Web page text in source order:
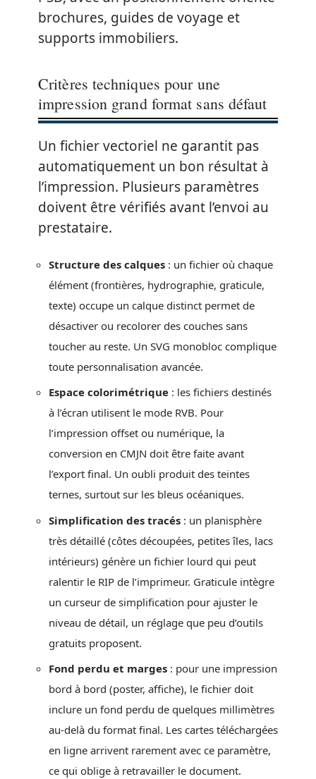
brochures, guides de voyage et
supports immobiliers.
Critères techniques pour une
impression grand format sans défaut
Un fichier vectoriel ne garantit pas
automatiquement un bon résultat à
l’impression. Plusieurs paramètres
doivent être vérifiés avant l’envoi au
prestataire.
Structure des calques : un fichier où chaque
élément (frontières, hydrographie, graticule,
texte) occupe un calque distinct permet de
désactiver ou recolorer des couches sans
toucher au reste. Un SVG monobloc complique
toute personnalisation avancée.
Espace colorimétrique : les fichiers destinés
à l’écran utilisent le mode RVB. Pour
l’impression offset ou numérique, la
conversion en CMJN doit être faite avant
l’export final. Un oubli produit des teintes
ternes, surtout sur les bleus océaniques.
Simplification des tracés : un planisphère
très détaillé (côtes découpées, petites îles, lacs
intérieurs) génère un fichier lourd qui peut
ralentir le RIP de l’imprimeur. Graticule intègre
un curseur de simplification pour ajuster le
niveau de détail, un réglage que peu d’outils
gratuits proposent.
Fond perdu et marges : pour une impression
bord à bord (poster, affiche), le fichier doit
inclure un fond perdu de quelques millimètres
au-delà du format final. Les cartes téléchargées
en ligne arrivent rarement avec ce paramètre,
ce qui oblige à retravailler le document.